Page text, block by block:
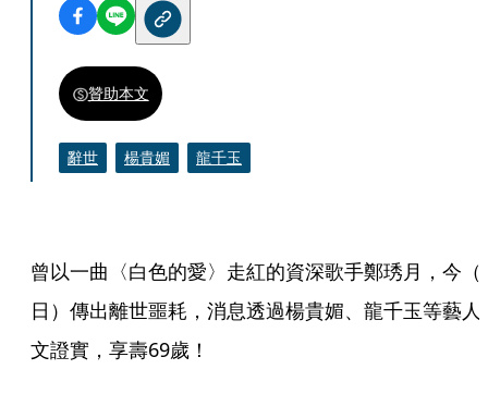
贊助本文
辭世 楊貴媚 龍千玉
曾以一曲〈白色的愛〉走紅的資深歌手鄭琇月，今（
日）傳出離世噩耗，消息透過楊貴媚、龍千玉等藝人
文證實，享壽69歲！